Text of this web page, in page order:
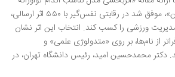
InnoFit مبتنی بر بلاک‌چین»، موفق شد در رقابتی نفس‌گیر با ۵۵۰ اثر ارسالی،
حوزه مدیریت ورزشی را کسب کند. انتخاب این اثر نشان
از نام‌ها، بر روی «متدولوژی علمی» و
دکتر محمدحسین امید، رئیس دانشگاه تهران، در